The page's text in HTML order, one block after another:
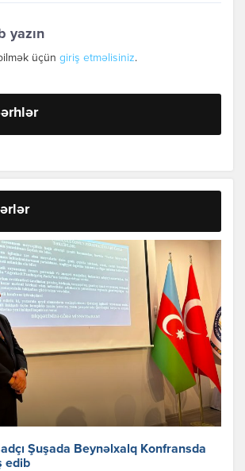
yazın
üçün giriş etməlisiniz.
Şuşada Beynəlxalq Konfransda
edib